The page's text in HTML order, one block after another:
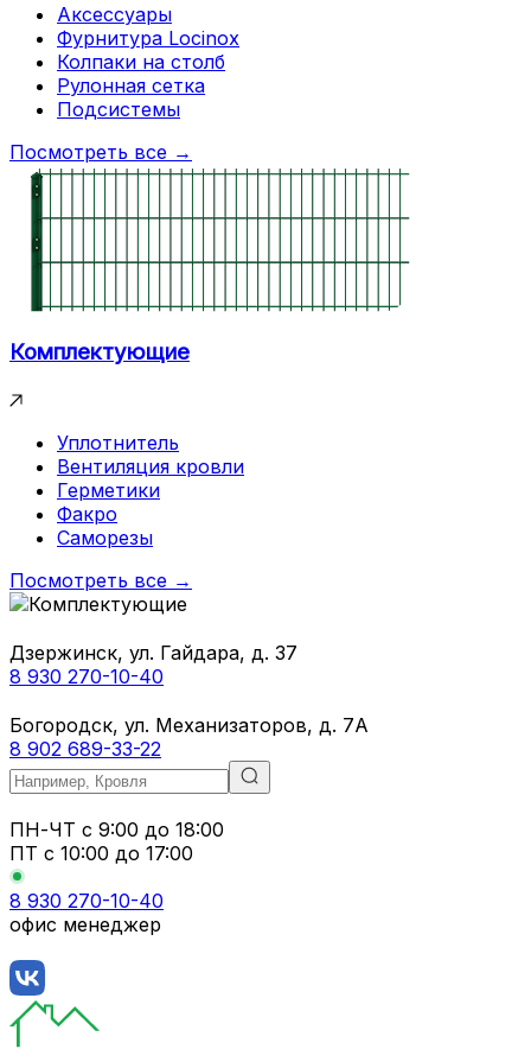
Аксессуары
Фурнитура Locinox
Колпаки на столб
Рулонная сетка
Подсистемы
Посмотреть все →
Комплектующие
Уплотнитель
Вентиляция кровли
Герметики
Факро
Саморезы
Посмотреть все →
Дзержинск, ул. Гайдара, д. 37
8 930 270-10-40
Богородск, ул. Механизаторов, д. 7А
8 902 689-33-22
ПН-ЧТ с 9:00 до 18:00
ПТ с 10:00 до 17:00
8 930 270-10-40
офис менеджер